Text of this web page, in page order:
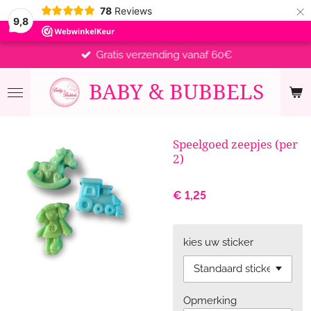
9,8
78 Reviews ×
BABY & BUBBELS
Gratis verzending vanaf 60€
Speelgoed zeepjes (per
2)
€ 1,25
kies uw sticker
Opmerking